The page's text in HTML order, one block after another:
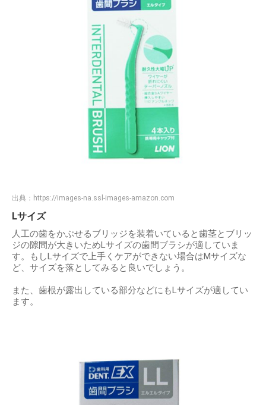
出典： https://images-na.ssl-images-amazon.com
Lサイズ
人工の歯をかぶせるブリッジを装着いていると歯茎とブリッ
ジの隙間が大きいためLサイズの歯間ブラシが適していま
す。もしLサイズで上手くケアができない場合はMサイズな
ど、サイズを落としてみると良いでしょう。
また、歯根が露出している部分などにもLサイズが適してい
ます。